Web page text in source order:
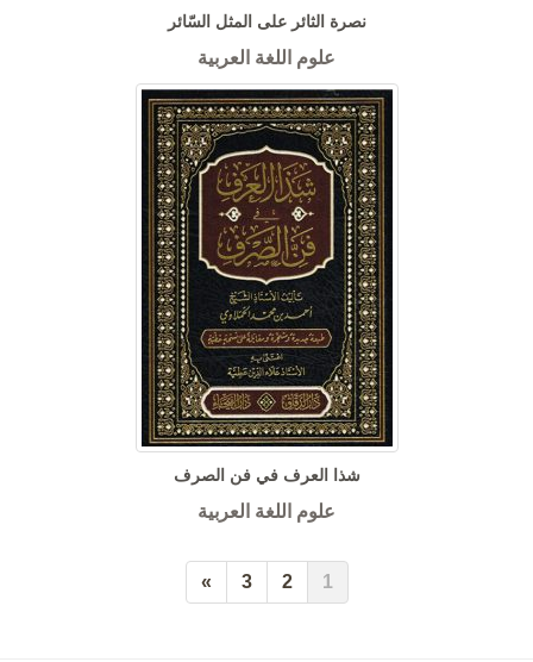
نصرة الثائر على المثل السّائر
علوم اللغة العربية
شذا العرف في فن الصرف
علوم اللغة العربية
1
2
3
»